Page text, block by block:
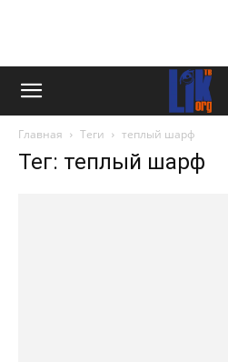
Главная Теги теплый шарф
Тег: теплый шарф